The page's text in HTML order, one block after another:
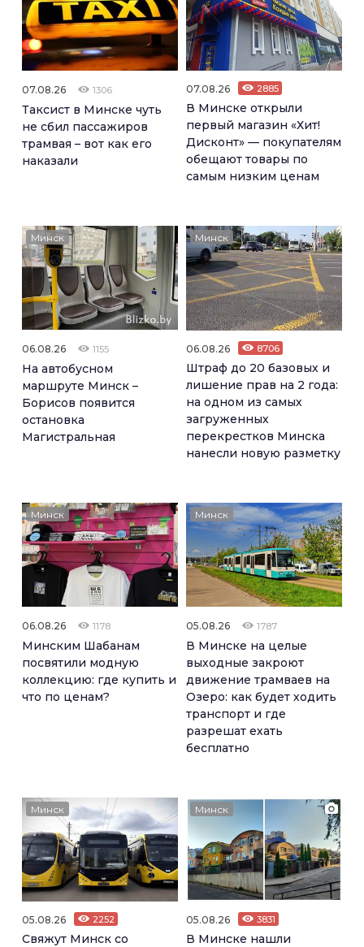
07.08.26 1306
Таксист в Минске чуть
не сбил пассажиров
трамвая – вот как его
наказали
07.08.26 2885
В Минске открыли
первый магазин «Хит!
Дисконт» — покупателям
обещают товары по
самым низким ценам
Минск
06.08.26 1155
На автобусном
маршруте Минск –
Борисов появится
остановка
Магистральная
Минск
06.08.26 8706
Штраф до 20 базовых и
лишение прав на 2 года:
на одном из самых
загруженных
перекрестков Минска
нанесли новую разметку
Минск
06.08.26 1178
Минским Шабанам
посвятили модную
коллекцию: где купить и
что по ценам?
Минск
05.08.26 1787
В Минске на целые
выходные закроют
движение трамваев на
Озеро: как будет ходить
транспорт и где
разрешат ехать
бесплатно
Минск
05.08.26 2252
Свяжут Минск со
Минск
05.08.26 3831
В Минске нашли